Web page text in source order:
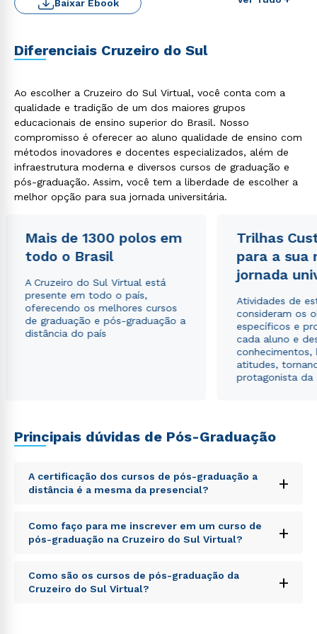
Baixar Ebook
Diferenciais Cruzeiro do Sul
Ao escolher a Cruzeiro do Sul Virtual, você conta com a
qualidade e tradição de um dos maiores grupos
educacionais de ensino superior do Brasil. Nosso
compromisso é oferecer ao aluno qualidade de ensino com
métodos inovadores e docentes especializados, além de
infraestrutura moderna e diversos cursos de graduação e
pós-graduação. Assim, você tem a liberdade de escolher a
melhor opção para sua jornada universitária.
Mais de 1300 polos em
todo o Brasil
A Cruzeiro do Sul Virtual está
presente em todo o país,
oferecendo os melhores cursos
de graduação e pós-graduação a
distância do país
Trilhas
para a sua
jornada
Atividades de
consideram os
específicos e
cada aluno e
conhecimentos,
atitudes,
protagonista da
Principais dúvidas de Pós-Graduação
A certificação dos cursos de pós-graduação a
distância é a mesma da presencial?
+
Sed ut perspiciatis unde omnis iste natus error sit
voluptatem accusantium doloremque laudantium,
totam rem aperiam, eaque ipsa quae ab illo inventore
explicabo. Nemo enim ipsam voluptatem quia
voluptas sit aspernatur aut odit aut fugit, sed quia
Como faço para me inscrever em um curso de
pós-graduação na Cruzeiro do Sul Virtual?
+
Sed ut perspiciatis unde omnis iste natus error sit
voluptatem accusantium doloremque laudantium,
Como são os cursos de pós-graduação da
Cruzeiro do Sul Virtual?
+
Rápido e fácil
WhatsApp
ou
Política de Privacidade.
autorizo que meus dados sejam utilizados para o
envio de conteúdos da Cruzeiro do Sul.